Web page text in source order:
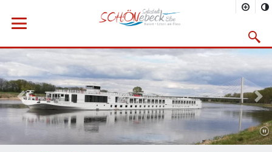
Menü öffnen
Vorheriges Bild